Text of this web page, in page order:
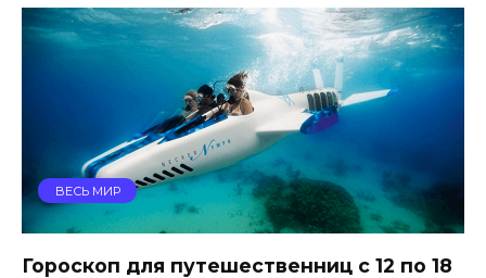
ВЕСЬ МИР
Гороскоп для путешественниц с 12 по 18